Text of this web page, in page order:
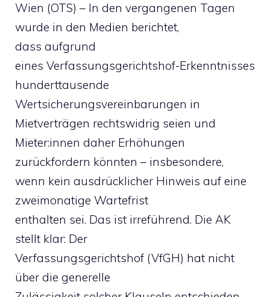
Wien (OTS) – In den vergangenen Tagen
wurde in den Medien berichtet,
dass aufgrund
eines Verfassungsgerichtshof-Erkenntnisses
hunderttausende
Wertsicherungsvereinbarungen in
Mietverträgen rechtswidrig seien und
Mieter:innen daher Erhöhungen
zurückfordern könnten – insbesondere,
wenn kein ausdrücklicher Hinweis auf eine
zweimonatige Wartefrist
enthalten sei. Das ist irreführend. Die AK
stellt klar: Der
Verfassungsgerichtshof (VfGH) hat nicht
über die generelle